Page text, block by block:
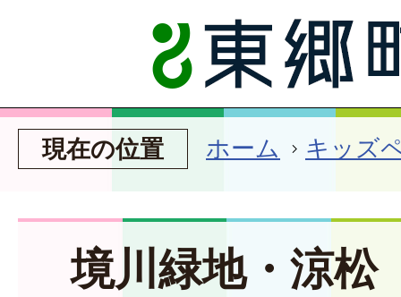
現在の位置 ホーム キッズ
境川緑地・涼松